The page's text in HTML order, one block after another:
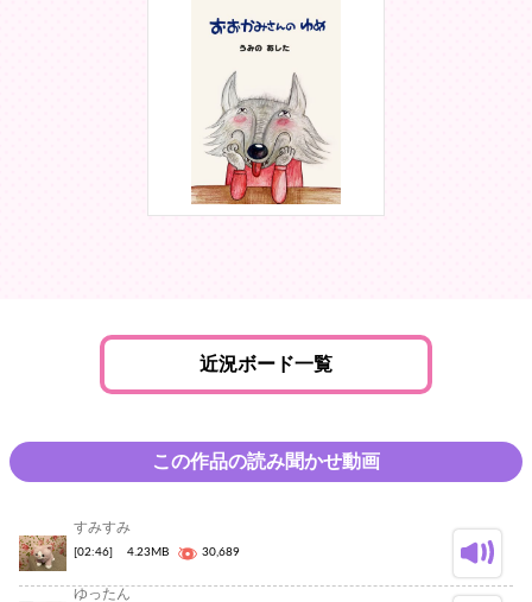
近況ボード一覧
この作品の読み聞かせ動画
すみすみ
[02:46] 4.23MB 30,689
ゆったん